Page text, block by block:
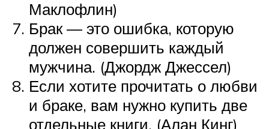
Маклофлин)
Брак — это ошибка, которую
должен совершить каждый
мужчина. (Джордж Джессел)
Если хотите прочитать о любви
и браке, вам нужно купить две
отдельные книги. (Алан Кинг)